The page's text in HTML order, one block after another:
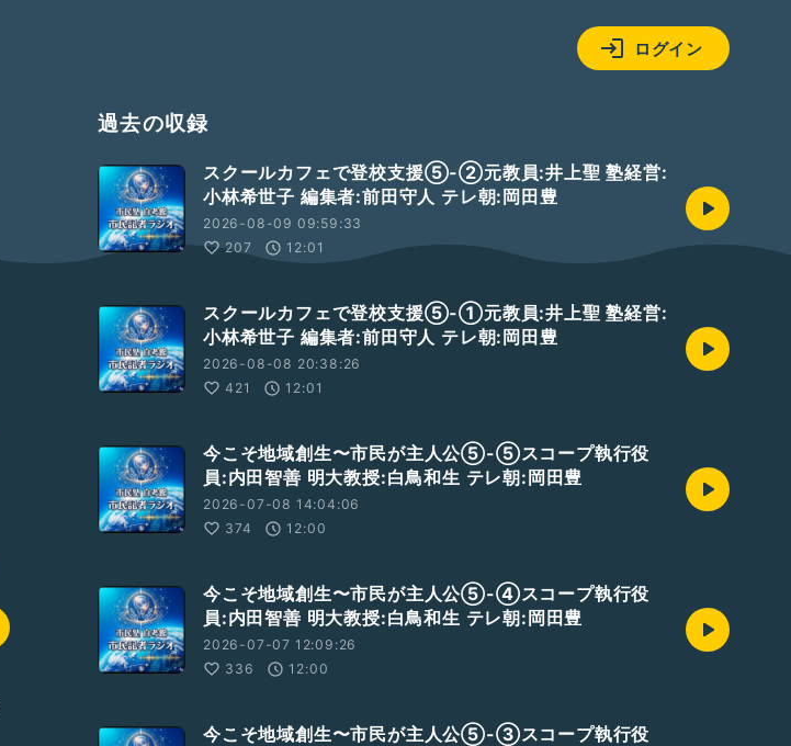
ログイン
過去の収録
スクールカフェで登校支援⑤-②元教員:井上聖 塾経営:
小林希世子 編集者:前田守人 テレ朝:岡田豊
2026-08-09 09:59:33
207
12:01
スクールカフェで登校支援⑤-①元教員:井上聖 塾経営:
小林希世子 編集者:前田守人 テレ朝:岡田豊
2026-08-08 20:38:26
421
12:01
今こそ地域創生〜市民が主人公⑤-⑤スコープ執行役
員:内田智善 明大教授:白鳥和生 テレ朝:岡田豊
2026-07-08 14:04:06
374
12:00
今こそ地域創生〜市民が主人公⑤-④スコープ執行役
員:内田智善 明大教授:白鳥和生 テレ朝:岡田豊
2026-07-07 12:09:26
336
12:00
今こそ地域創生〜市民が主人公⑤-③スコープ執行役